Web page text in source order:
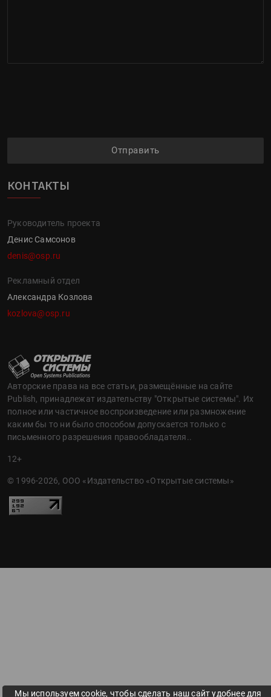
Отправить
КОНТАКТЫ
Руководитель проекта
Денис Самсонов
denis@osp.ru
Рекламный отдел
Александра Козлова
kozlova@osp.ru
Авторские права на все статьи, размещённые на сайте
Publish, принадлежат издательству "Открытые системы". Их
полное или частичное воспроизведение или размножение
каким бы то ни было способом допускается только с
письменного разрешения правообладателя..
12+
© 1996-2026, ООО «Издательство «Открытые системы»
Мы используем cookie, чтобы сделать наш сайт удобнее для